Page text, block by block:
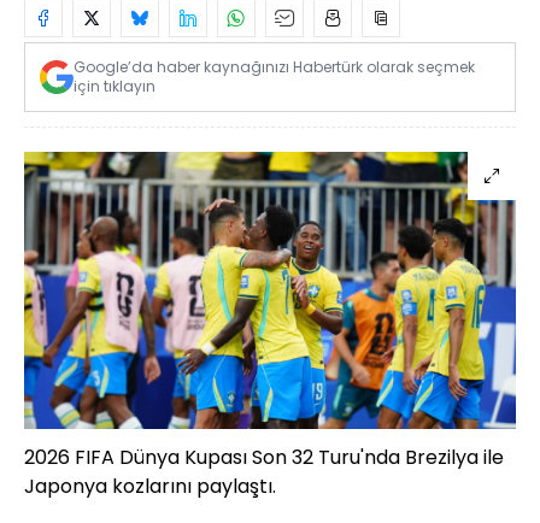
Google’da haber kaynağınızı Habertürk olarak seçmek
için tıklayın
2026 FIFA Dünya Kupası Son 32 Turu'nda Brezilya ile
Japonya kozlarını paylaştı.